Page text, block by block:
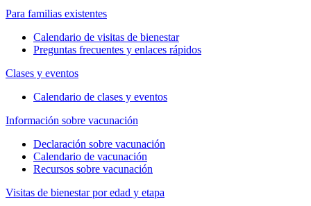
Para familias existentes
Calendario de visitas de bienestar
Preguntas frecuentes y enlaces rápidos
Clases y eventos
Calendario de clases y eventos
Información sobre vacunación
Declaración sobre vacunación
Calendario de vacunación
Recursos sobre vacunación
Visitas de bienestar por edad y etapa